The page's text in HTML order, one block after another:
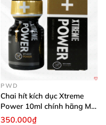
PWD
Chai hít kích dục Xtreme
Power 10ml chính hãng Mỹ
USA PWD
350.000₫